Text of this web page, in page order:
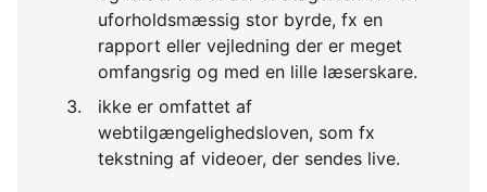
uforholdsmæssig stor byrde, fx en
rapport eller vejledning der er meget
omfangsrig og med en lille læserskare.
ikke er omfattet af
webtilgængelighedsloven, som fx
tekstning af videoer, der sendes live.